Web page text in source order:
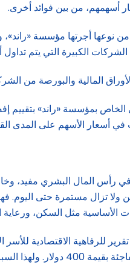
أسهمهم، من بين فوائد أخرى.
يتم تداول أسهمها علناً في قطاع التجزئة،
الخاص بمؤسسة «راند» بتقييم
أسعار الأسهم على المدى
في رأس المال البشري مفيد،
ولا تزال مستمرة حتى اليوم.
الأساسية مثل السكن، ورعاية
للدعوة إلى تحسين جودة وظائفهم.